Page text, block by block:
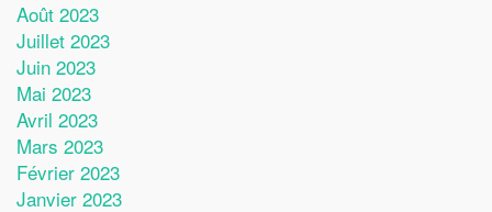
Août 2023
Juillet 2023
Juin 2023
Mai 2023
Avril 2023
Mars 2023
Février 2023
Janvier 2023